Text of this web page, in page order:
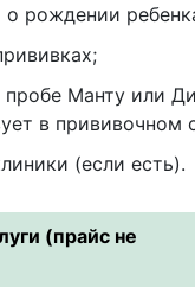
о рождении
Манту или
в прививочном
(если есть).
(прайс не